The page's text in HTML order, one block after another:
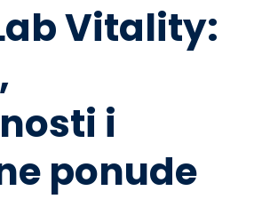
Vitality:
i
ponude